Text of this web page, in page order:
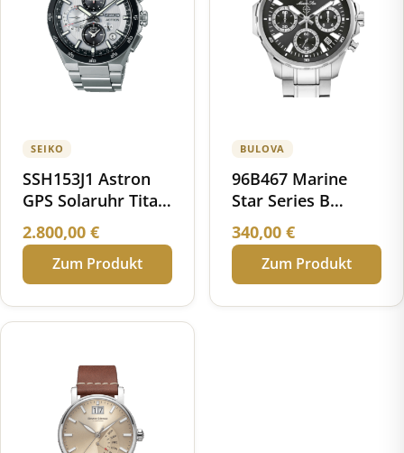
SEIKO
SSH153J1 Astron
GPS Solaruhr Titan
Keramik
2.800,00 €
Zum Produkt
BULOVA
96B467 Marine
Star Series B
Chronograph
340,00 €
Zum Produkt